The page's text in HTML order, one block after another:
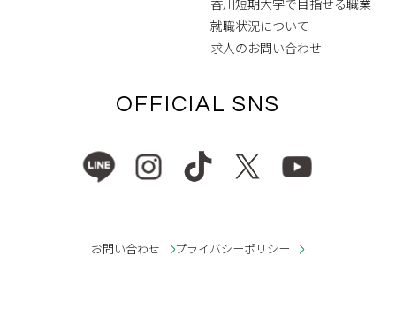
就職状況について
求人のお問い合わせ
OFFICIAL SNS
お問い合わせ プライバシーポリシー